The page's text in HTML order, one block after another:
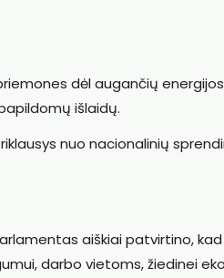
dėl augančių
išlaidų.
nuo nacionalinių
aiškiai patvirtino,
darbo vietoms, žiedinei